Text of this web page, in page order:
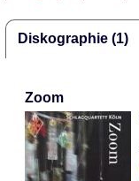
Diskographie (1)
Zoom